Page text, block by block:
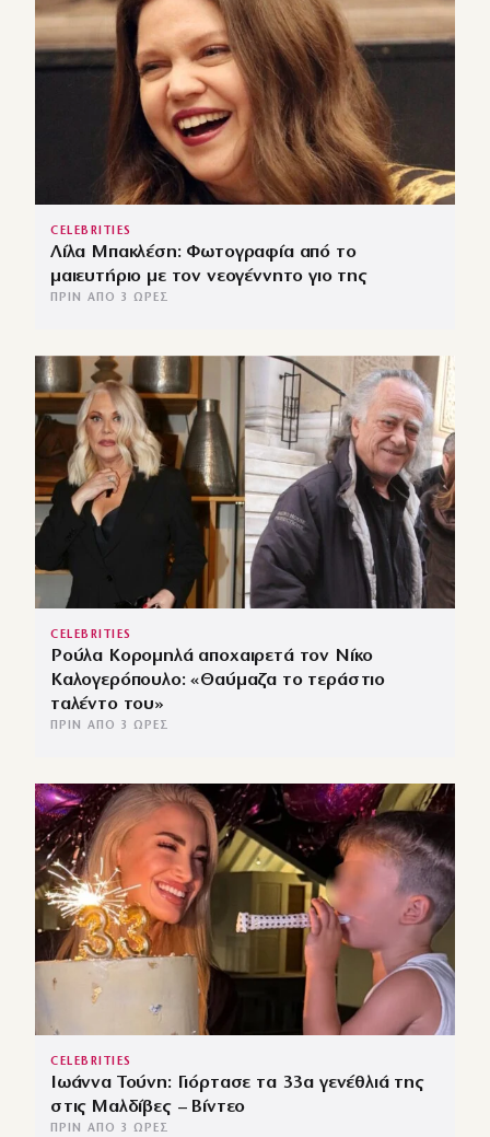
CELEBRITIES
Λίλα Μπακλέση: Φωτογραφία από το
μαιευτήριο με τον νεογέννητο γιο της
ΠΡΙΝ ΑΠΌ 3 ΏΡΕΣ
CELEBRITIES
Ρούλα Κορομηλά αποχαιρετά τον Νίκο
Καλογερόπουλο: «Θαύμαζα το τεράστιο
ταλέντο του»
ΠΡΙΝ ΑΠΌ 3 ΏΡΕΣ
CELEBRITIES
Ιωάννα Τούνη: Γιόρτασε τα 33α γενέθλιά της
στις Μαλδίβες – Βίντεο
ΠΡΙΝ ΑΠΌ 3 ΏΡΕΣ